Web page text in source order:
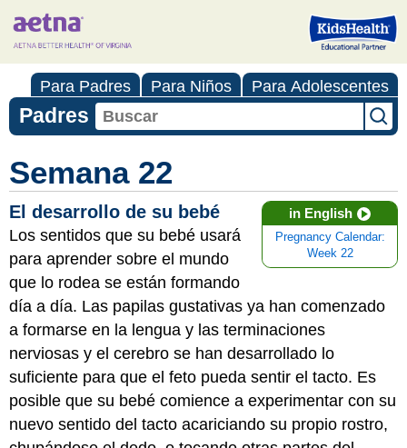
Para Padres Para Niños Para Adolescentes
Padres
Semana 22
in English
Pregnancy Calendar:
Week 22
El desarrollo de su bebé
Los sentidos que su bebé usará
para aprender sobre el mundo
que lo rodea se están formando
día a día. Las papilas gustativas ya han comenzado
a formarse en la lengua y las terminaciones
nerviosas y el cerebro se han desarrollado lo
suficiente para que el feto pueda sentir el tacto. Es
posible que su bebé comience a experimentar con su
nuevo sentido del tacto acariciando su propio rostro,